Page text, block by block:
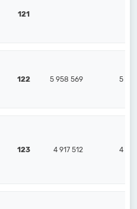
121
122 5 958 569 5
123 4 917 512 4